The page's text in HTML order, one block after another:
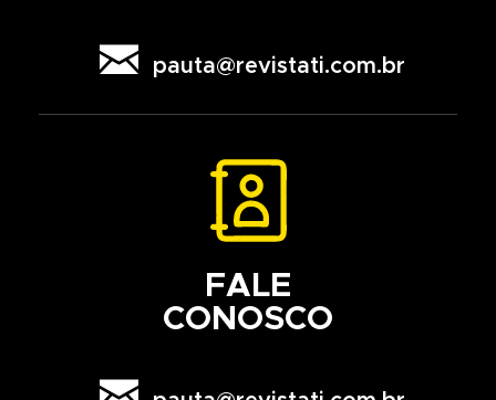
 pauta@revistati.com.br
FALE
CONOSCO